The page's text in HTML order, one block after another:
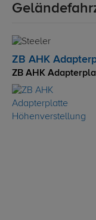
ZB AHK
ZB AHK